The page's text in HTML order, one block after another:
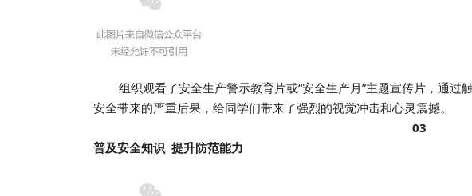
组织观看了安全生产警示教育片或“安全生产月”主题宣传片，通
安全带来的严重后果，给同学们带来了强烈的视觉冲击和心灵震撼。
03
普及安全知识 提升防范能力